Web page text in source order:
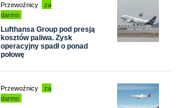
Przewoźnicy
za
darmo
Lufthansa Group pod presją
kosztów paliwa. Zysk
operacyjny spadł o ponad
połowę
Przewoźnicy
za
darmo